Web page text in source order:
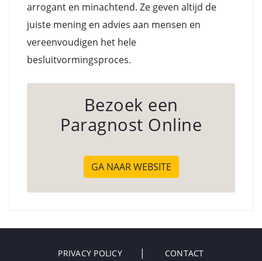
arrogant en minachtend. Ze geven altijd de
juiste mening en advies aan mensen en
vereenvoudigen het hele
besluitvormingsproces.
Bezoek een
Paragnost Online
GA NAAR WEBSITE
PRIVACY POLICY CONTACT